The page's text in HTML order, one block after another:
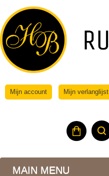
Mijn account Mijn verlanglijst
MAIN MENU